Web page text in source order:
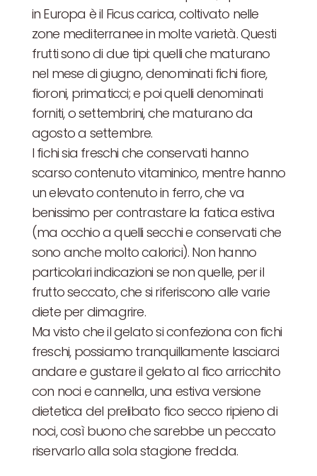
in Europa è il Ficus carica, coltivato nelle
zone mediterranee in molte varietà. Questi
frutti sono di due tipi: quelli che maturano
nel mese di giugno, denominati fichi fiore,
fioroni, primaticci; e poi quelli denominati
forniti, o settembrini, che maturano da
agosto a settembre.
I fichi sia freschi che conservati hanno
scarso contenuto vitaminico, mentre hanno
un elevato contenuto in ferro, che va
benissimo per contrastare la fatica estiva
(ma occhio a quelli secchi e conservati che
sono anche molto calorici). Non hanno
particolari indicazioni se non quelle, per il
frutto seccato, che si riferiscono alle varie
diete per dimagrire.
Ma visto che il gelato si confeziona con fichi
freschi, possiamo tranquillamente lasciarci
andare e gustare il gelato al fico arricchito
con noci e cannella, una estiva versione
dietetica del prelibato fico secco ripieno di
noci, così buono che sarebbe un peccato
riservarlo alla sola stagione fredda.